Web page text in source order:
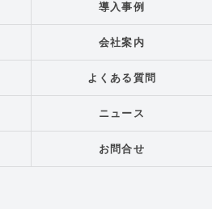
導入事例
会社案内
よくある質問
ニュース
お問合せ